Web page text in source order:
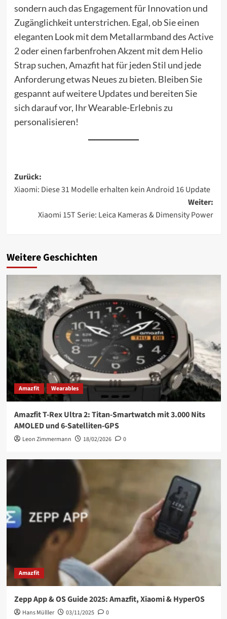
sondern auch das Engagement für Innovation und
Zugänglichkeit unterstrichen. Egal, ob Sie einen
eleganten Look mit dem Metallarmband desActive
2oder einen farbenfrohen Akzent mit dem Helio
Strap suchen, Amazfit hat für jeden Stil und jede
Anforderung etwas Neues zu bieten. Bleiben Sie
gespannt auf weitere Updates und bereiten Sie
sich darauf vor, Ihr Wearable-Erlebnis zu
personalisieren!
Beitragsnavigation
Zurück:
Xiaomi: Diese 31 Modelle erhalten kein Android 16 Update
Weiter:
Xiaomi 15T Serie: Leica Kameras & Dimensity Power
Weitere Geschichten
Amazfit Wearables
Amazfit T-Rex Ultra 2: Titan-Smartwatch mit 3.000 Nits
AMOLED und 6-Satelliten-GPS
Leon Zimmermann 18/02/2026 0
Amazfit
Zepp App & OS Guide 2025: Amazfit, Xiaomi & HyperOS
Hans Mülller 03/11/2025 0